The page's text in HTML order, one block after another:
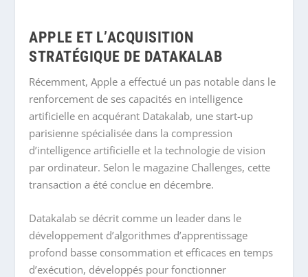
APPLE ET L’ACQUISITION
STRATÉGIQUE DE DATAKALAB
Récemment, Apple a effectué un pas notable dans le
renforcement de ses capacités en intelligence
artificielle en acquérant Datakalab, une start-up
parisienne spécialisée dans la compression
d’intelligence artificielle et la technologie de vision
par ordinateur. Selon le magazine Challenges, cette
transaction a été conclue en décembre.
Datakalab se décrit comme un leader dans le
développement d’algorithmes d’apprentissage
profond basse consommation et efficaces en temps
d’exécution, développés pour fonctionner